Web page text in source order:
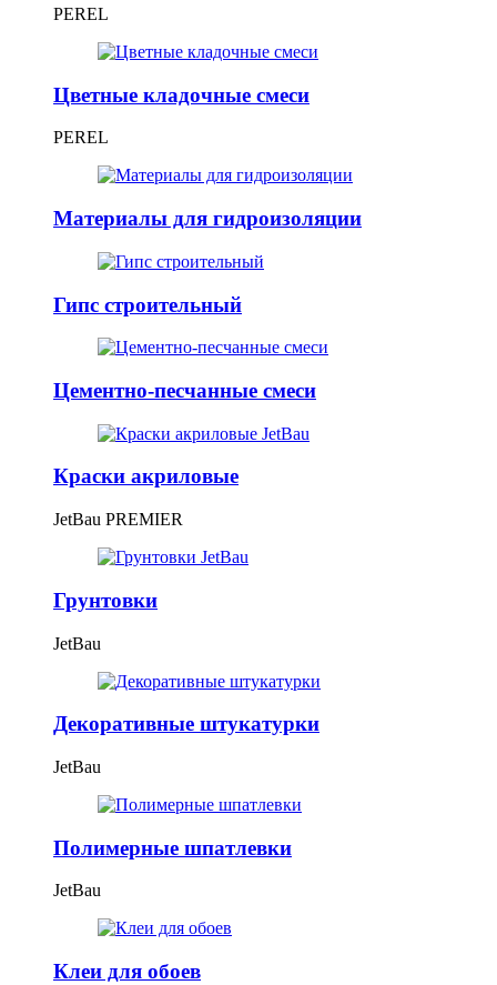
PEREL
Цветные кладочные смеси
PEREL
Материалы для гидроизоляции
Гипс строительный
Цементно-песчанные смеси
Краски акриловые
JetBau PREMIER
Грунтовки
JetBau
Декоративные штукатурки
JetBau
Полимерные шпатлевки
JetBau
Клеи для обоев